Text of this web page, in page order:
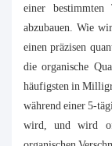
einer bestimmten
abzubauen. Wie
einen präzisen
die organische
häufigsten in
während einer 5-
wird, und wird